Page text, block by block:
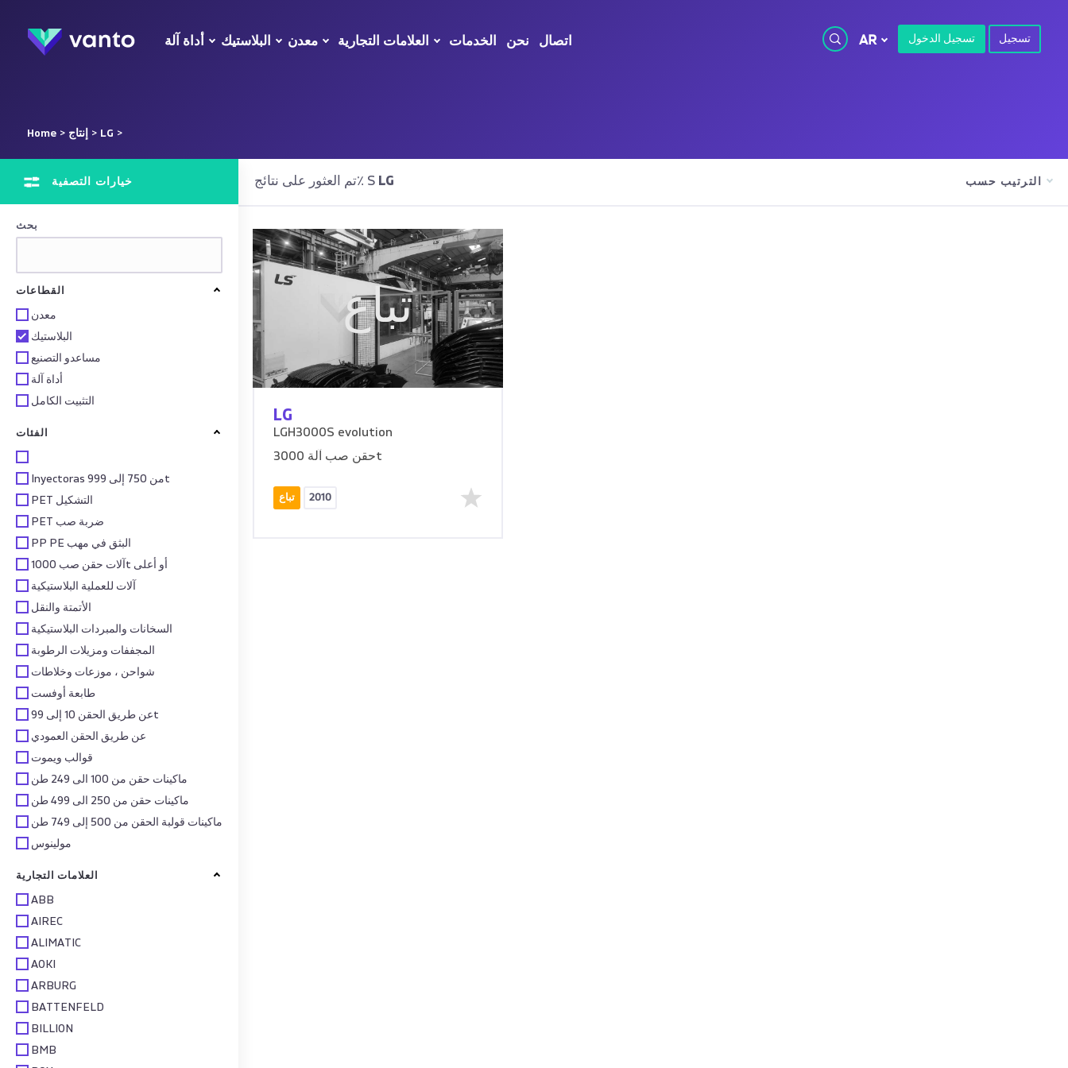
أداة آلة البلاستيك معدن العلامات التجارية الخدمات نحن اتصال AR تسجيل الدخول تسجيل
Home > إنتاج > LG >
خيارات التصفية
بحث
القطاعات
معدن
البلاستيك
مساعدو التصنيع
أداة آلة
التثبيت الكامل
الفئات
Inyectoras من 750 إلى 999t
PET التشكيل
PET ضربة صب
PP PE البثق في مهب
آلات حقن صب 1000t أو أعلى
آلات للعملية البلاستيكية
الأتمتة والنقل
السخانات والمبردات البلاستيكية
المجففات ومزيلات الرطوبة
شواحن ، موزعات وخلاطات
طابعة أوفست
عن طريق الحقن 10 إلى 99t
عن طريق الحقن العمودي
قوالب ويموت
ماكينات حقن من 100 الى 249 طن
ماكينات حقن من 250 الى 499 طن
ماكينات قولبة الحقن من 500 إلى 749 طن
مولينوس
العلامات التجارية
ABB
AIREC
ALIMATIC
AOKI
ARBURG
BATTENFELD
BILLION
BMB
تم العثور على نتائج٪ S LG الترتيب حسب
تباع
LG
LGH3000S evolution
حقن صب آلة 3000t
تباع 2010